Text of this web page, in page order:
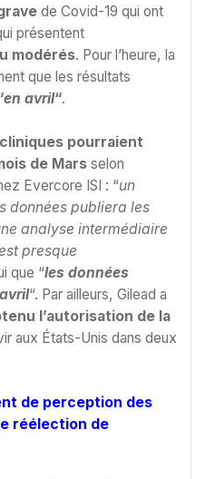
de Covid-19 qui ont
présentent
modérés. Pour l’heure, la
que les résultats
en avril“.
pourraient
de Mars selon
Evercore ISI : “un
données publiera les
analyse intermédiaire
presque
que “les données
“. Par ailleurs, Gilead a
l’autorisation de la
aux États-Unis dans deux
de perception des
réélection de